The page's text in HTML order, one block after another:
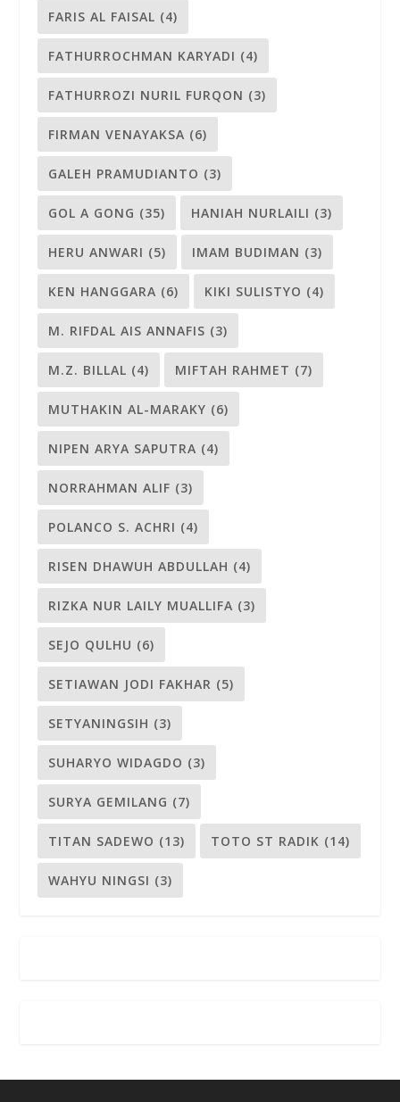
FARIS AL FAISAL (4)
FATHURROCHMAN KARYADI (4)
FATHURROZI NURIL FURQON (3)
FIRMAN VENAYAKSA (6)
GALEH PRAMUDIANTO (3)
GOL A GONG (35) HANIAH NURLAILI (3)
HERU ANWARI (5) IMAM BUDIMAN (3)
KEN HANGGARA (6) KIKI SULISTYO (4)
M. RIFDAL AIS ANNAFIS (3)
M.Z. BILLAL (4) MIFTAH RAHMET (7)
MUTHAKIN AL-MARAKY (6)
NIPEN ARYA SAPUTRA (4)
NORRAHMAN ALIF (3)
POLANCO S. ACHRI (4)
RISEN DHAWUH ABDULLAH (4)
RIZKA NUR LAILY MUALLIFA (3)
SEJO QULHU (6)
SETIAWAN JODI FAKHAR (5)
SETYANINGSIH (3)
SUHARYO WIDAGDO (3)
SURYA GEMILANG (7)
TITAN SADEWO (13) TOTO ST RADIK (14)
WAHYU NINGSI (3)